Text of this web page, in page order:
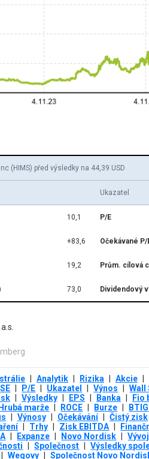
(HIMS) před výsledky na 44,39 USD
Ukazatel
10,1 P/E
+83,6 Očekávané P/
19,2 Prům. cílová
73,0 Dividendový
Analytik Rizika Akcie
P/E Ukazatel Výnos
Wall
Výsledky EPS Banka
Fio
Hrubá marže ROCE Burze
BTIG
Výnosy Očekávání
Čistý zisk
Trhy Zisk EBITDA
Expanze Novo Nordisk
Společnost
Výsledky
Wegovy Společnost Novo